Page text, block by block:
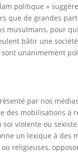
politique »
de grandes
pour
bâtir une
unanimement
par nos
des mobilisations
violente ou
un lexique à
religieuses,